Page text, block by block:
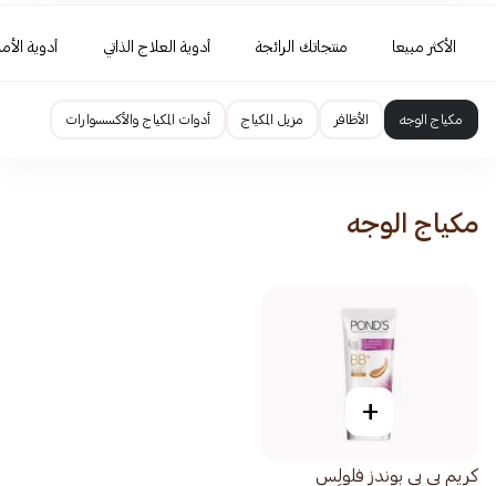
الأكثر مبيعا منتجاتك الرائجة أدوية العلاج الذاتي أدوية
مكياج الوجه الأظافر مزيل المكياج أدوات المكياج والأكسسوارات
مكياج الوجه
+
كريم بي بي بوندز فلولِس